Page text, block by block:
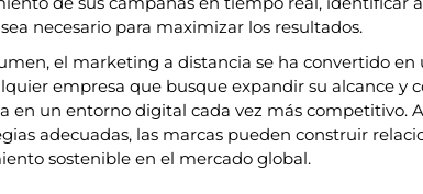
necesario para maximizar los resultados.
el marketing a distancia se ha convertido
empresa que busque expandir su alcance y
en un entorno digital cada vez más competitivo.
adecuadas, las marcas pueden construir
sostenible en el mercado global.